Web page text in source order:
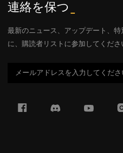
連絡を保つ
最新のニュース、アップデート、
に、購読者リストに参加してくださ